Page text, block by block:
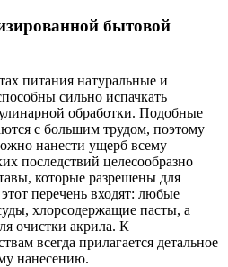
бытовой
питания натуральные и
сильно испачкать
обработки. Подобные
с большим трудом, поэтому
нанести ущерб всему
последствий целесообразно
которые разрешены для
перечень входят: любые
хлорсодержащие пасты, а
очистки акрила. К
всегда прилагается детальное
нанесению.